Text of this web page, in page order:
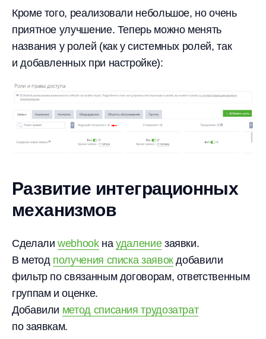
Кроме того, реализовали небольшое, но очень
приятное улучшение. Теперь можно менять
названия у ролей (как у системных ролей, так
и добавленных при настройке):
Развитие интеграционных
механизмов
Сделалиwebhookнаудалениезаявки.
В метод получения списка заявокдобавили
фильтр по связанным договорам, ответственным
группам и оценке.
Добавили метод списания трудозатрат
по заявкам.